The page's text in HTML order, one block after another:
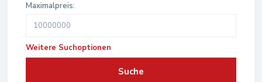
Maximalpreis:
Weitere Suchoptionen
Suche